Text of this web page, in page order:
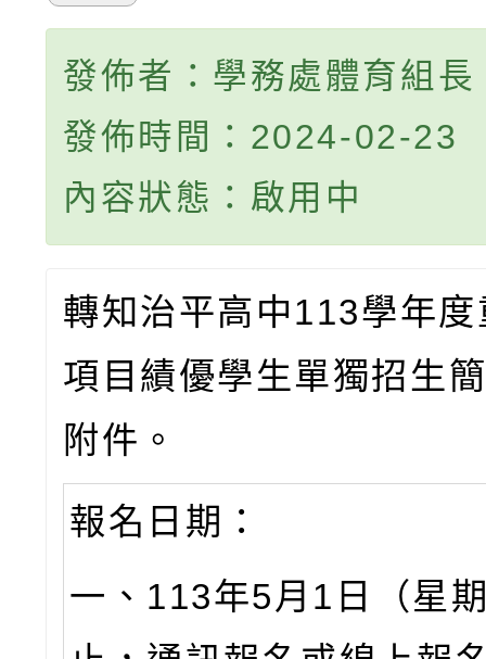
發佈者：學務處體育組長
發佈時間：2024-02-23
內容狀態：啟用中
轉知治平高中113學年
項目績優學生單獨招生
附件。
報名日期：
一、113年5月1日（星